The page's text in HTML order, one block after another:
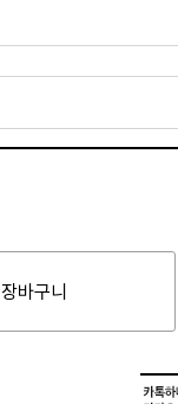
장바구니